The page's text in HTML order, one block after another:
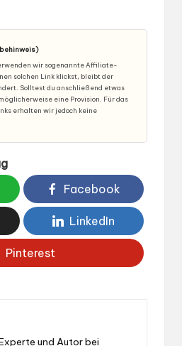
wir sogenannte Affiliate-
solchen Link klickst, bleibt der
Solltest du anschließend etwas
eine Provision. Für das
erhalten wir jedoch keine
Facebook
LinkedIn
Pinterest
und Autor bei